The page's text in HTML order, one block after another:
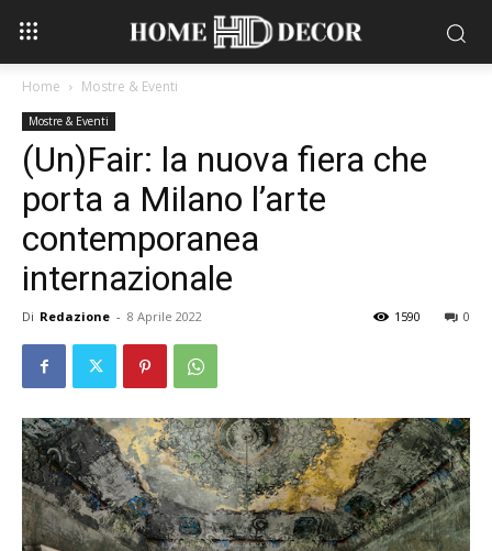
Home Mostre & Eventi
Mostre & Eventi
(Un)Fair: la nuova fiera che
porta a Milano l’arte
contemporanea
internazionale
Di Redazione - 8 Aprile 2022 0
1590